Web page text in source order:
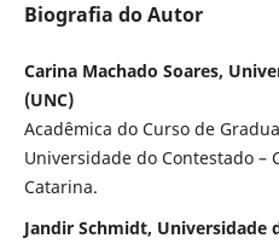
Biografia do Autor
Carina Machado Soares,
(UNC)
Acadêmica do Curso de
Universidade do Contestado –
Catarina.
Jandir Schmidt, Universidade